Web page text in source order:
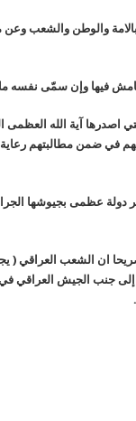
بالامة والوطن والشعب
فيها وإن سمّى نفسه
الجهاد الكفائي، التي اصدرها آية الله
في ضمن مطالبتهم
دولة عظمى بجيوشها
ان الشعب العراقي (
إلى جنب الجيش العراقي